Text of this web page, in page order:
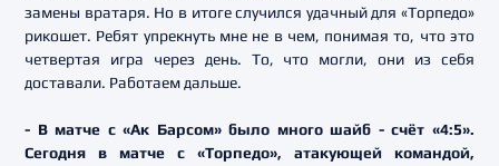
замены вратаря. Но в итоге случился удачный для «Торпедо»
рикошет. Ребят упрекнуть мне не в чем, понимая то, что это
четвертая игра через день. То, что могли, они из себя
доставали. Работаем дальше.
- В матче с «Ак Барсом» было много шайб - счёт «4:5».
Сегодня в матче с «Торпедо», атакующей командой,